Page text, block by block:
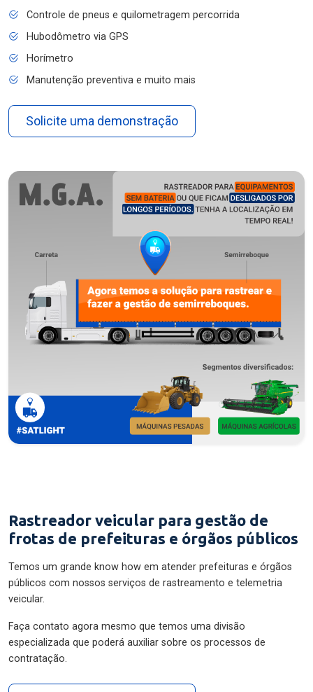
Controle de pneus e quilometragem percorrida
Hubodômetro via GPS
Horímetro
Manutenção preventiva e muito mais
Solicite uma demonstração
Rastreador veicular para gestão de
frotas de prefeituras e órgãos públicos
Temos um grande know how em atender prefeituras e órgãos
públicos com nossos serviços de rastreamento e telemetria
veicular.
Faça contato agora mesmo que temos uma divisão
especializada que poderá auxiliar sobre os processos de
contratação.